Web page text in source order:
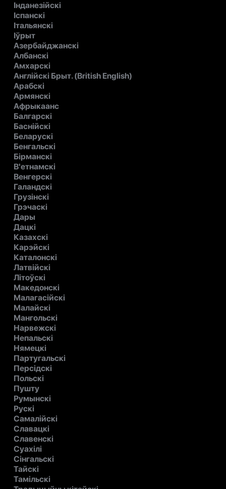
Інданезійскі
Іспанскі
Італьянскі
Іўрыт
Азербайджанскі
Албанскі
Амхарскі
Англійскі Брыт. (British English)
Арабскі
Армянскі
Афрыкаанс
Балгарскі
Баснійскі
Беларускі
Бенгальскі
Бірманскі
В'етнамскі
Венгерскі
Галандскі
Грузінскі
Грэчаскі
Дары
Дацкі
Казахскі
Карэйскі
Каталонскі
Латвійскі
Літоўскі
Македонскі
Малагасійскі
Малайскі
Мангольскі
Нарвежскі
Непальскі
Нямецкі
Партугальскі
Персідскі
Польскі
Пушту
Румынскі
Рускі
Самалійскі
Славацкі
Славенскі
Суахілі
Сінгальскі
Тайскі
Тамільскі